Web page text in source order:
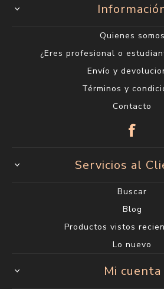
Quienes somos
¿Eres profesional o
Envío y
Términos y
Contacto
Servicios al
Buscar
Blog
Productos vistos
Lo nuevo
Mi cuenta